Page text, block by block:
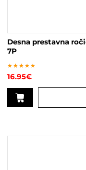
Desna prestavna
7P
Ocenjeno
4.50
16.95€